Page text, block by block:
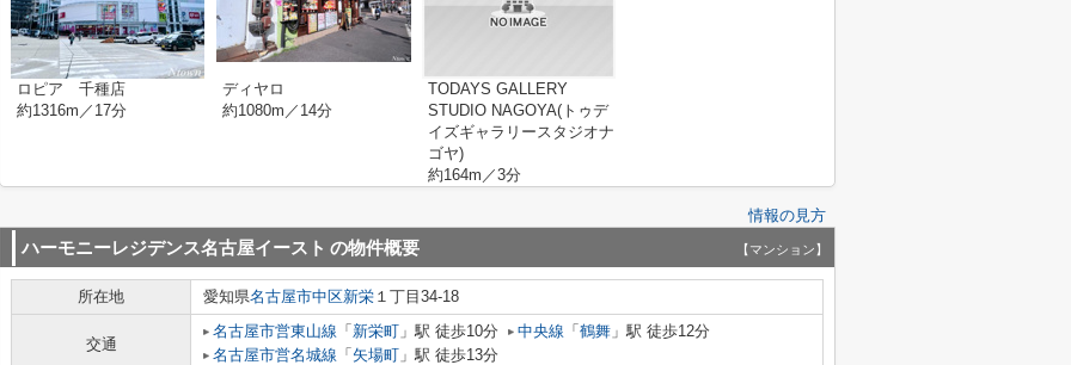
ロピア 千種店
約1316m／17分
ディヤロ
約1080m／14分
TODAYS GALLERY
STUDIO NAGOYA(トゥデ
イズギャラリースタジオナ
ゴヤ)
約164m／3分
情報の見方
ハーモニーレジデンス名古屋イースト の物件概要 【マンション】
所在地 愛知県名古屋市中区新栄 １丁目34-18
交通
名古屋市営東山線 「 新栄町 」駅 徒歩10分 中央線 「 鶴舞 」駅 徒歩12分
名古屋市営名城線 「 矢場町 」駅 徒歩13分